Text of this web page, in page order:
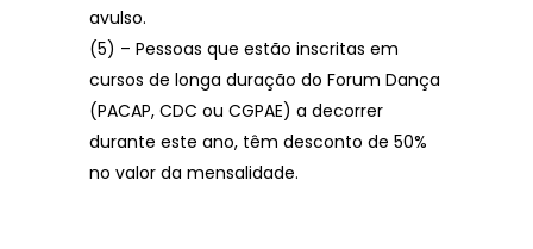
avulso.
(5) – Pessoas que estão inscritas em
cursos de longa duração do Forum Dança
(PACAP, CDC ou CGPAE) a decorrer
durante este ano, têm desconto de 50%
no valor da mensalidade.